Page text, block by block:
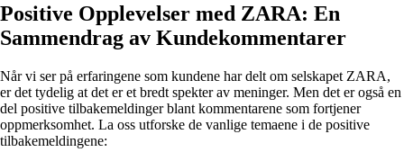
Positive Opplevelser med ZARA: En
Sammendrag av Kundekommentarer
Når vi ser på erfaringene som kundene har delt om selskapet ZARA,
er det tydelig at det er et bredt spekter av meninger. Men det er også en
del positive tilbakemeldinger blant kommentarene som fortjener
oppmerksomhet. La oss utforske de vanlige temaene i de positive
tilbakemeldingene: